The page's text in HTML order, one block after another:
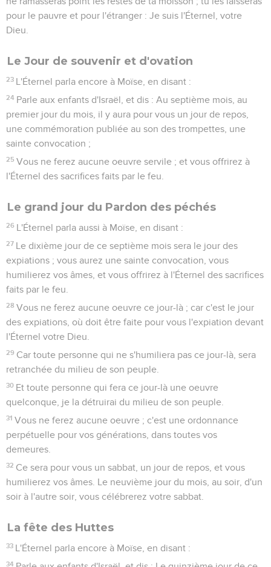
pour le pauvre et pour l'étranger : Je suis l'Éternel, votre
Dieu.
Le Jour de souvenir et d'ovation
23 L'Éternel parla encore à Moïse, en disant :
24 Parle aux enfants d'Israël, et dis : Au septième mois, au
premier jour du mois, il y aura pour vous un jour de repos,
une commémoration publiée au son des trompettes, une
sainte convocation ;
25 Vous ne ferez aucune oeuvre servile ; et vous offrirez à
l'Éternel des sacrifices faits par le feu.
Le grand jour du Pardon des péchés
26 L'Éternel parla aussi à Moïse, en disant :
27 Le dixième jour de ce septième mois sera le jour des
expiations ; vous aurez une sainte convocation, vous
humilierez vos âmes, et vous offrirez à l'Éternel des sacrifices
faits par le feu.
28 Vous ne ferez aucune oeuvre ce jour-là ; car c'est le jour
des expiations, où doit être faite pour vous l'expiation devant
l'Éternel votre Dieu.
29 Car toute personne qui ne s'humiliera pas ce jour-là, sera
retranchée du milieu de son peuple.
30 Et toute personne qui fera ce jour-là une oeuvre
quelconque, je la détruirai du milieu de son peuple.
31 Vous ne ferez aucune oeuvre ; c'est une ordonnance
perpétuelle pour vos générations, dans toutes vos
demeures.
32 Ce sera pour vous un sabbat, un jour de repos, et vous
humilierez vos âmes. Le neuvième jour du mois, au soir, d'un
soir à l'autre soir, vous célébrerez votre sabbat.
La fête des Huttes
33 L'Éternel parla encore à Moïse, en disant :
34